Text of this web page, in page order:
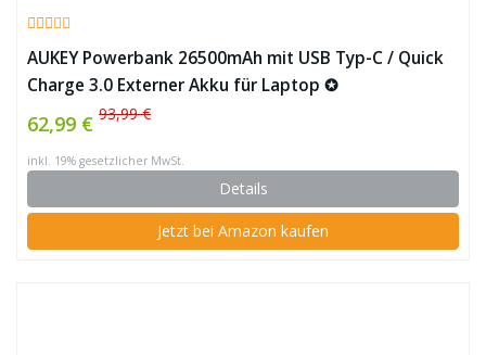
AUKEY Powerbank 26500mAh mit USB Typ-C / Quick
Charge 3.0 Externer Akku für Laptop ✪
62,99 € 93,99 €
inkl. 19% gesetzlicher MwSt.
Details
Jetzt bei Amazon kaufen